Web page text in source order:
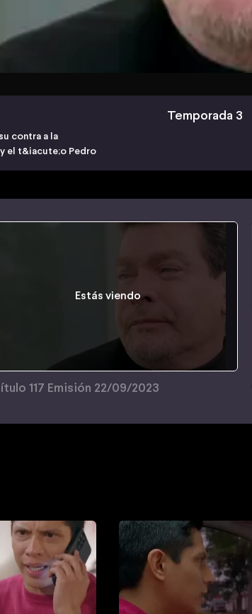
contra a la
el t&iacute;o Pedro
Temporada 3
Estás viendo
117 Emisión 22/09/2023